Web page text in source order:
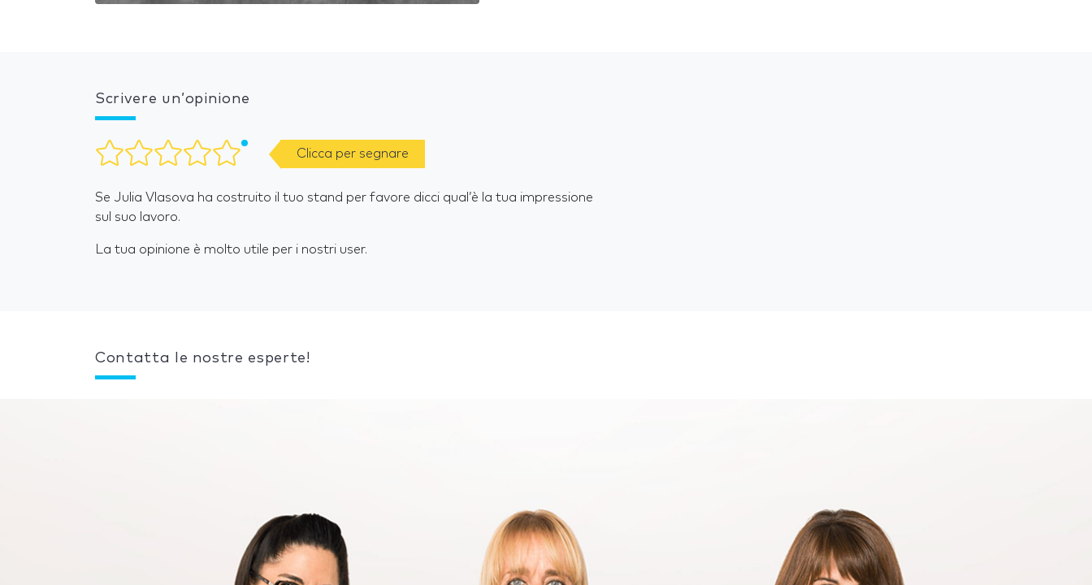
Scrivere un’opinione
Clicca per segnare
Se Julia Vlasova ha costruito il tuo stand per favore dicci qual’è la tua impressione
sul suo lavoro.
La tua opinione è molto utile per i nostri user.
Contatta le nostre esperte!